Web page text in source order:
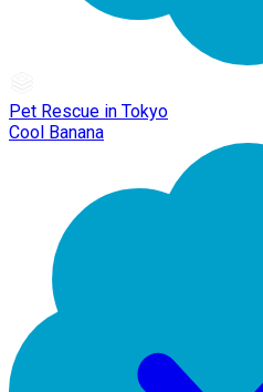
Pet Rescue in Tokyo
Cool Banana